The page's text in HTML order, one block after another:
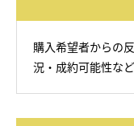
購入希望者からの
況・成約可能性な